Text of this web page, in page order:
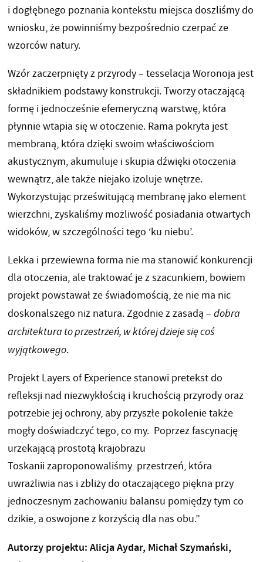
i dogłębnego poznania kontekstu miejsca doszliśmy do
wniosku, że powinniśmy bezpośrednio czerpać ze
wzorców natury.
Wzór zaczerpnięty z przyrody – tesselacja Woronoja jest
składnikiem podstawy konstrukcji. Tworzy otaczającą
formę i jednocześnie efemeryczną warstwę, która
płynnie wtapia się w otoczenie. Rama pokryta jest
membraną, która dzięki swoim właściwościom
akustycznym, akumuluje i skupia dźwięki otoczenia
wewnątrz, ale także niejako izoluje wnętrze.
Wykorzystując prześwitującą membranę jako element
wierzchni, zyskaliśmy możliwość posiadania otwartych
widoków, w szczególności tego ‘ku niebu’.
Lekka i przewiewna forma nie ma stanowić konkurencji
dla otoczenia, ale traktować je z szacunkiem, bowiem
projekt powstawał ze świadomością, że nie ma nic
doskonalszego niż natura. Zgodnie z zasadą – dobra
architektura to przestrzeń, w której dzieje się coś
wyjątkowego.
Projekt Layers of Experience stanowi pretekst do
refleksji nad niezwykłością i kruchością przyrody oraz
potrzebie jej ochrony, aby przyszłe pokolenie także
mogły doświadczyć tego, co my. Poprzez fascynację
urzekającą prostotą krajobrazu
Toskanii zaproponowaliśmy przestrzeń, która
uwrażliwia nas i zbliży do otaczającego piękna przy
jednoczesnym zachowaniu balansu pomiędzy tym co
dzikie, a oswojone z korzyścią dla nas obu.”
Autorzy projektu: Alicja Aydar, Michał Szymański,